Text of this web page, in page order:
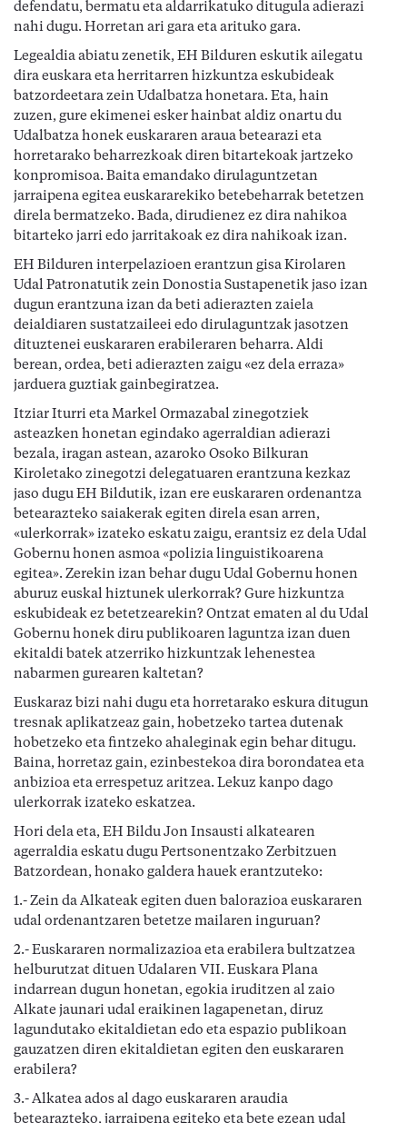
defendatu, bermatu eta aldarrikatuko ditugula adierazi
nahi dugu. Horretan ari gara eta arituko gara.
Legealdia abiatu zenetik, EH Bilduren eskutik ailegatu
dira euskara eta herritarren hizkuntza eskubideak
batzordeetara zein Udalbatza honetara. Eta, hain
zuzen, gure ekimenei esker hainbat aldiz onartu du
Udalbatza honek euskararen araua betearazi eta
horretarako beharrezkoak diren bitartekoak jartzeko
konpromisoa. Baita emandako dirulaguntzetan
jarraipena egitea euskararekiko betebeharrak betetzen
direla bermatzeko. Bada, dirudienez ez dira nahikoa
bitarteko jarri edo jarritakoak ez dira nahikoak izan.
EH Bilduren interpelazioen erantzun gisa Kirolaren
Udal Patronatutik zein Donostia Sustapenetik jaso izan
dugun erantzuna izan da beti adierazten zaiela
deialdiaren sustatzaileei edo dirulaguntzak jasotzen
dituztenei euskararen erabileraren beharra. Aldi
berean, ordea, beti adierazten zaigu «ez dela erraza»
jarduera guztiak gainbegiratzea.
Itziar Iturri eta Markel Ormazabal zinegotziek
asteazken honetan egindako agerraldian adierazi
bezala, iragan astean, azaroko Osoko Bilkuran
Kiroletako zinegotzi delegatuaren erantzuna kezkaz
jaso dugu EH Bildutik, izan ere euskararen ordenantza
betearazteko saiakerak egiten direla esan arren,
«ulerkorrak» izateko eskatu zaigu, erantsiz ez dela Udal
Gobernu honen asmoa «polizia linguistikoarena
egitea». Zerekin izan behar dugu Udal Gobernu honen
aburuz euskal hiztunek ulerkorrak? Gure hizkuntza
eskubideak ez betetzearekin? Ontzat ematen al du Udal
Gobernu honek diru publikoaren laguntza izan duen
ekitaldi batek atzerriko hizkuntzak lehenestea
nabarmen gurearen kaltetan?
Euskaraz bizi nahi dugu eta horretarako eskura ditugun
tresnak aplikatzeaz gain, hobetzeko tartea dutenak
hobetzeko eta fintzeko ahaleginak egin behar ditugu.
Baina, horretaz gain, ezinbestekoa dira borondatea eta
anbizioa eta errespetuz aritzea. Lekuz kanpo dago
ulerkorrak izateko eskatzea.
Hori dela eta, EH Bildu Jon Insausti alkatearen
agerraldia eskatu dugu Pertsonentzako Zerbitzuen
Batzordean, honako galdera hauek erantzuteko:
1.- Zein da Alkateak egiten duen balorazioa euskararen
udal ordenantzaren betetze mailaren inguruan?
2.- Euskararen normalizazioa eta erabilera bultzatzea
helburutzat dituen Udalaren VII. Euskara Plana
indarrean dugun honetan, egokia iruditzen al zaio
Alkate jaunari udal eraikinen lagapenetan, diruz
lagundutako ekitaldietan edo eta espazio publikoan
gauzatzen diren ekitaldietan egiten den euskararen
erabilera?
3.- Alkatea ados al dago euskararen araudia
betearazteko, jarraipena egiteko eta bete ezean udal